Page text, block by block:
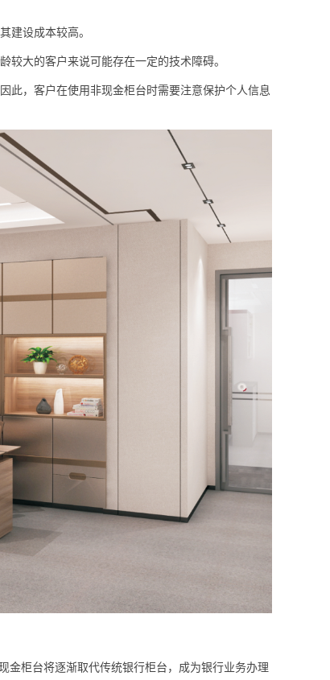
设成本较高。
大的客户来说可能存在一定的技术障碍。
，客户在使用非现金柜台时需要注意保护个人信息
柜台将逐渐取代传统银行柜台，成为银行业务办理